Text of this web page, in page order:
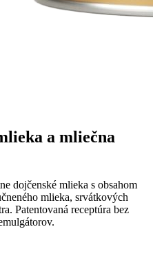
a mliečna
dojčenské mlieka s obsahom
mlieka, srvátkových
Patentovaná receptúra bez